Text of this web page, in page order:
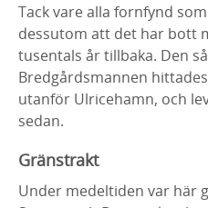
Tack vare alla fornfynd
dessutom att det har bott
tusentals år tillbaka. Den
Bredgårdsmannen
utanför Ulricehamn, och
sedan.
Gränstrakt
Under medeltiden var här